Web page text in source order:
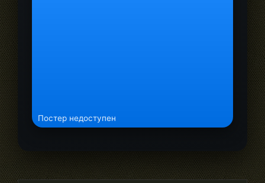
Постер недоступен